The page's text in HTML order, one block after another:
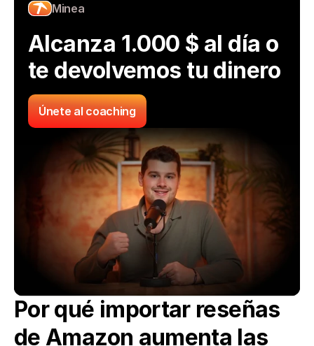
Minea
Alcanza 1.000 $ al día o
te devolvemos tu dinero
Únete al coaching
Por qué importar reseñas
de Amazon aumenta las